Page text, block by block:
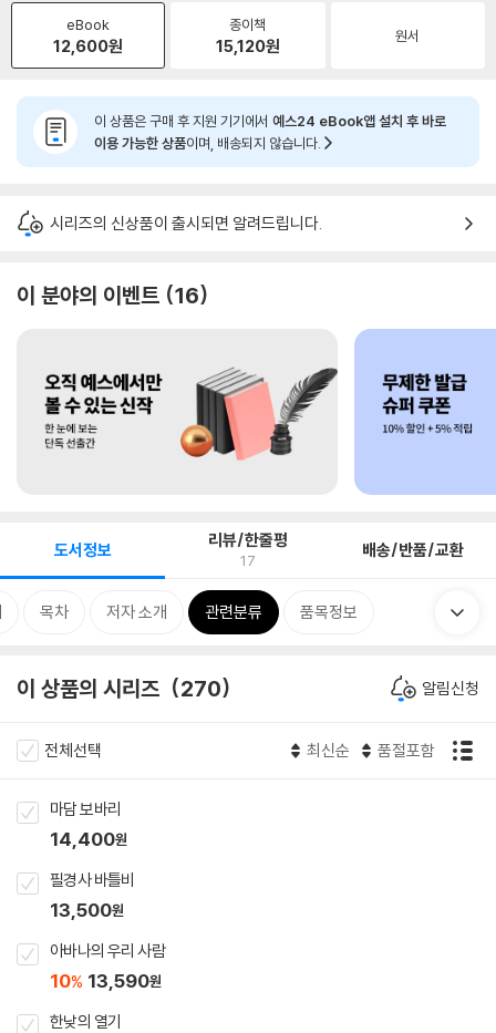
eBook
12,600원
종이책
15,120원 원서
이 상품은 구매 후 지원 기기에서 예스24 eBook앱 설치 후 바로
이용 가능한 상품이며, 배송되지 않습니다.
시리즈의 신상품이 출시되면 알려드립니다.
이 분야의 이벤트 16
도서정보 리뷰/한줄평
17 배송/반품/교환
목차 저자 소개 관련분류 품목정보
이 상품의 시리즈 270 알림신청
전체선택 최신순 품절포함
마담 보바리
14,400원
필경사 바틀비
13,500원
아바나의 우리 사람
10% 13,590원
한낮의 열기